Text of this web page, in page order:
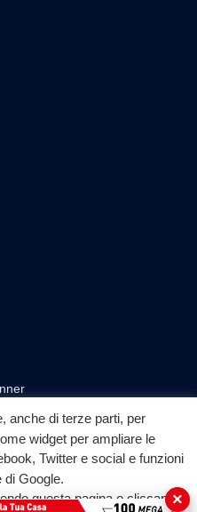
▶
YouTube
anche di terze parti, per
widget per ampliare le
Twitter e social e funzioni
di Google.
questa pagina o cliccando
×